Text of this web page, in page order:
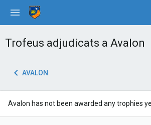
Trofeus adjudicats a Avalon
AVALON
Avalon has not been awarded any trophies